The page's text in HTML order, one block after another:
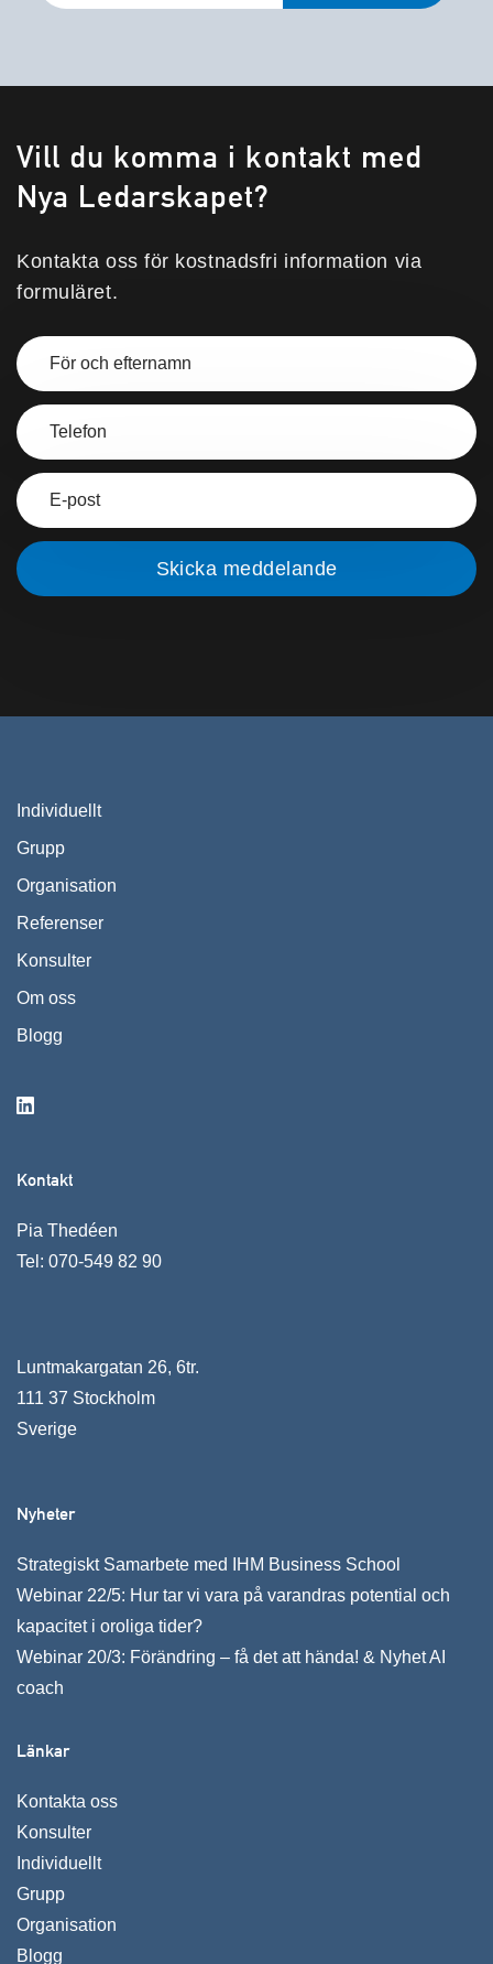
Vill du komma i kontakt med
Nya Ledarskapet?
Kontakta oss för kostnadsfri information via
formuläret.
Individuellt
Grupp
Organisation
Referenser
Konsulter
Om oss
Blogg
Kontakt
Pia Thedéen
Tel: 070-549 82 90
Luntmakargatan 26, 6tr.
111 37 Stockholm
Sverige
Nyheter
Strategiskt Samarbete med IHM Business School
Webinar 22/5: Hur tar vi vara på varandras potential och
kapacitet i oroliga tider?
Webinar 20/3: Förändring – få det att hända! & Nyhet AI
coach
Länkar
Kontakta oss
Konsulter
Individuellt
Grupp
Organisation
Blogg